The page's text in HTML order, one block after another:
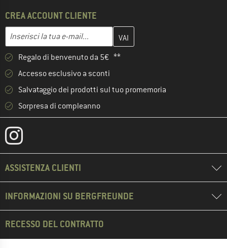
CREA ACCOUNT CLIENTE
Indirizzo e-mail
Inserisci qui il tuo indirizzo e-mail e crea il tuo account cliente
Regalo di benvenuto da 5€ **
Accesso esclusivo a sconti
Salvataggio dei prodotti sul tuo promemoria
Sorpresa di compleanno
ASSISTENZA CLIENTI
INFORMAZIONI SU BERGFREUNDE
RECESSO DEL CONTRATTO